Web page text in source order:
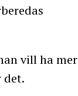
vill ha mer
det.